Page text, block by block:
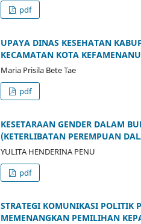
pdf
UPAYA DINAS KESEHATAN
KECAMATAN KOTA
Maria Prisila Bete Tae
pdf
KESETARAAN GENDER DALAM
(KETERLIBATAN PEREMPUAN
YULITA HENDERINA PENU
pdf
STRATEGI KOMUNIKASI POLITIK
MEMENANGKAN PEMILIHAN